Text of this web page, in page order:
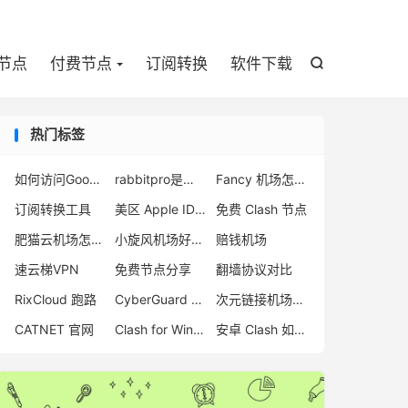

点 付费节点 订阅转换 软件下载
热门标签
如何访问Google rabbitpro是什么
Fancy 机场怎么样
订阅转换工具
美区 Apple ID 注册
免费 Clash 节点
肥猫云机场怎么样
小旋风机场好用吗
赔钱机场
速云梯VPN
免费节点分享
翻墙协议对比
RixCloud 跑路
CyberGuard 机场
次元链接机场测速
CATNET 官网
Clash for Windows 使用教程 安卓 Clash 如何使用